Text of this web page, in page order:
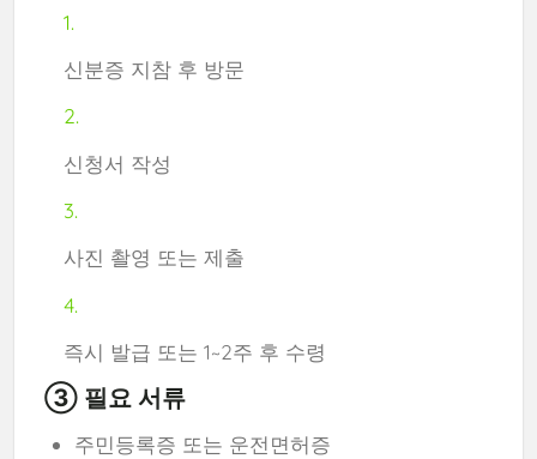
신분증 지참 후 방문
신청서 작성
사진 촬영 또는 제출
즉시 발급 또는 1~2주 후 수령
③ 필요 서류
주민등록증 또는 운전면허증